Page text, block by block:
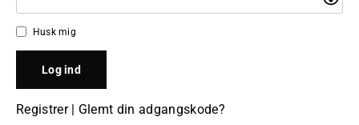
Husk mig
Registrer| Glemt din adgangskode?